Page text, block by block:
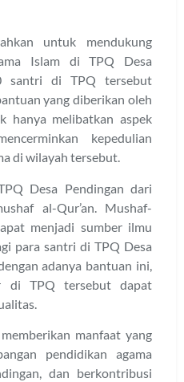
untuk mendukung
Islam di TPQ Desa
santri di TPQ tersebut
yang diberikan oleh
hanya melibatkan aspek
kepedulian
di wilayah tersebut.
Desa Pendingan dari
al-Qur’an. Mushaf-
menjadi sumber ilmu
para santri di TPQ Desa
adanya bantuan ini,
di TPQ tersebut dapat
manfaat yang
pendidikan agama
dan berkontribusi